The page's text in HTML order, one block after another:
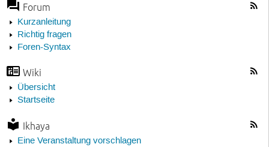
Forum
Kurzanleitung
Richtig fragen
Foren-Syntax
Wiki
Übersicht
Startseite
Ikhaya
Eine Veranstaltung vorschlagen